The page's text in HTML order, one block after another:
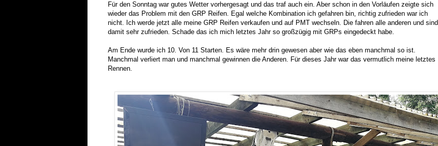
Für den Sonntag war gutes Wetter vorhergesagt und das traf auch ein. Aber schon in den Vorläufen zeigte sich
wieder das Problem mit den GRP Reifen. Egal welche Kombination ich gefahren bin, richtig zufrieden war ich
nicht. Ich werde jetzt alle meine GRP Reifen verkaufen und auf PMT wechseln. Die fahren alle anderen und sind
damit sehr zufrieden. Schade das ich mich letztes Jahr so großzügig mit GRPs eingedeckt habe.
Am Ende wurde ich 10. Von 11 Starten. Es wäre mehr drin gewesen aber wie das eben manchmal so ist.
Manchmal verliert man und manchmal gewinnen die Anderen. Für dieses Jahr war das vermutlich meine letztes
Rennen.